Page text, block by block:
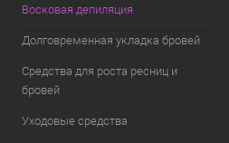
Восковая депиляция
Долговременная укладка бровей
Средства для роста ресниц и
бровей
Уходовые средства